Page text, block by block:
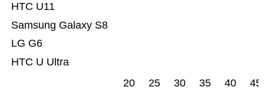
HTC U Ultra
LG G6
Samsung Galaxy S8
HTC U11
20 25 30 35 40 45